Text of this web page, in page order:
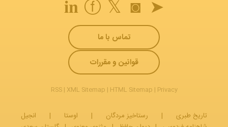
➤
◙
𝕏
ⓕ
𝐢𝐧
تماس با ما
قوانین و مقررات
RSS| XML Sitemap | HTML Sitemap | Privacy
تاریخ طبری | رستاخیز مردگان | اوستا |
انجیل